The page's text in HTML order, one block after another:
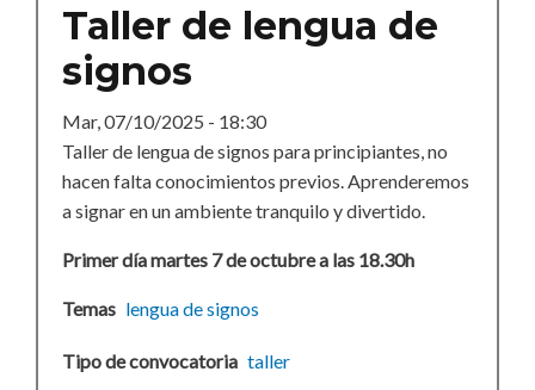
Taller de lengua de
signos
Mar, 07/10/2025 - 18:30
Taller de lengua de signos para principiantes, no
hacen falta conocimientos previos. Aprenderemos
a signar en un ambiente tranquilo y divertido.
Primer día martes 7 de octubre a las 18.30h
Temas lengua de signos
Tipo de convocatoria taller